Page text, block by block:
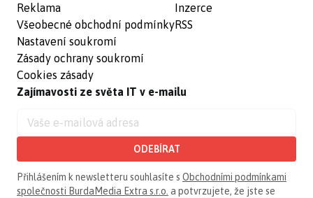
Reklama
Všeobecné obchodní podmínky
Nastavení soukromí
Zásady ochrany soukromí
Cookies zásady
Inzerce
RSS
Zajímavosti ze světa IT v e-mailu
ODEBÍRAT
Přihlášením k newsletteru souhlasíte s Obchodními podmínkami
společnosti BurdaMedia Extra s.r.o. a potvrzujete, že jste se